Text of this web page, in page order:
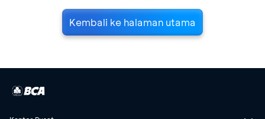
Kembali ke halaman utama